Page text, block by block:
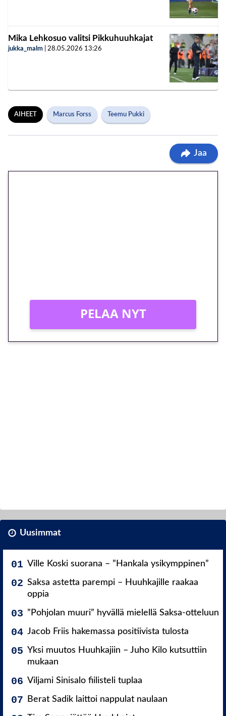
Mika Lehkosuo valitsi Pikkuhuuhkajat
jukka_malm 28.05.2026 13:26
AIHEET Marcus Forss Teemu Pukki
Jaa
PELAA NYT
Uusimmat
Ville Koski suorana – ”Hankala ysikymppinen”
Saksa astetta parempi – Huuhkajille raakaa
oppia
”Pohjolan muuri” hyvällä mielellä Saksa-otteluun
Jacob Friis hakemassa positiivista tulosta
Yksi muutos Huuhkajiin – Juho Kilo kutsuttiin
mukaan
Viljami Sinisalo fiilisteli tuplaa
Berat Sadik laittoi nappulat naulaan